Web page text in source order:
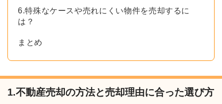
6.特殊なケースや売れにくい物件を売却するに
は？
まとめ
1.不動産売却の方法と売却理由に合った選び方